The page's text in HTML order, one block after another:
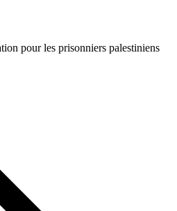
pour les prisonniers palestiniens